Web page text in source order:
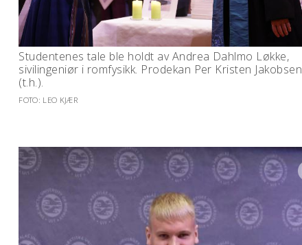
Studentenes tale ble holdt av Andrea Dahlmo Løkke,
sivilingeniør i romfysikk. Prodekan Per Kristen Jakobsen
(t.h.).
FOTO: LEO KJÆR